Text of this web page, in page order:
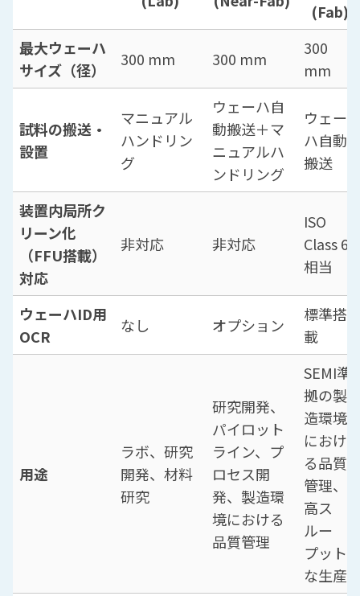
(Fab)
最大ウェーハ
サイズ（径）
300 mm 300 mm
300
mm
試料の搬送・
設置
マニュアル
ハンドリン
グ
ウェーハ自
動搬送＋マ
ニュアルハ
ンドリング
ウェー
ハ自動
搬送
装置内局所ク
リーン化
（FFU搭載）
対応
非対応 非対応
ISO
Class 6
相当
ウェーハID用
OCR
なし オプション
標準搭
載
用途
ラボ、研究
開発、材料
研究
研究開発、
パイロット
ライン、プ
ロセス開
発、製造環
境における
品質管理
SEMI準
拠の製
造環境
におけ
る品質
管理、
高ス
ルー
プット
な生産